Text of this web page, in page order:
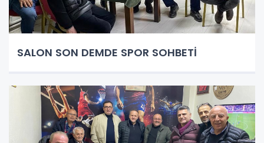
SALON SON DEMDE SPOR SOHBETİ